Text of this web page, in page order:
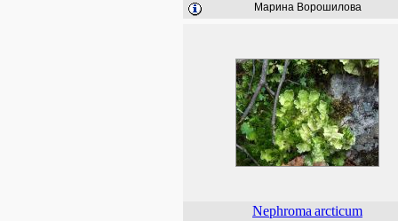
Марина Ворошилова
Nephroma arcticum